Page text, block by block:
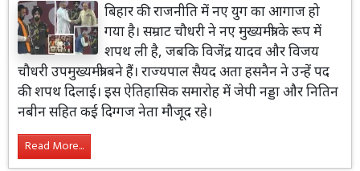
बिहार की राजनीति में नए युग का आगाज हो
गया है। सम्राट चौधरी ने नए मुख्यमंत्री के रूप में
शपथ ली है, जबकि विजेंद्र यादव और विजय
चौधरी उपमुख्यमंत्री बने हैं। राज्यपाल सैयद अता हसनैन ने उन्हें पद
की शपथ दिलाई। इस ऐतिहासिक समारोह में जेपी नड्डा और नितिन
नबीन सहित कई दिग्गज नेता मौजूद रहे।
Read More...